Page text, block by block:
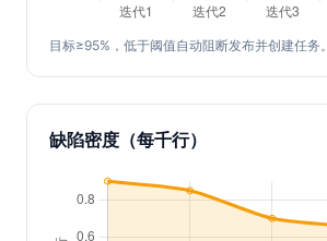
目标≥95%，低于阈值自动阻断发布并创建任务。
缺陷密度（每千行）